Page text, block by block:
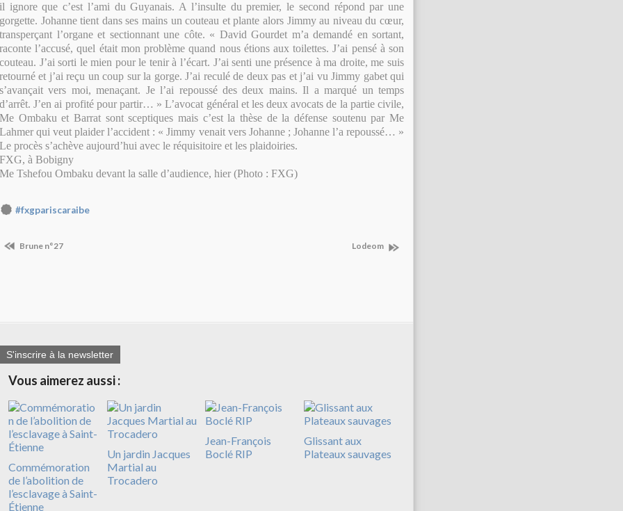
il ignore que c’est l’ami du Guyanais. A l’insulte du premier, le second répond par une
gorgette. Johanne tient dans ses mains un couteau et plante alors Jimmy au niveau du cœur,
transperçant l’organe et sectionnant une côte. « David Gourdet m’a demandé en sortant,
raconte l’accusé, quel était mon problème quand nous étions aux toilettes. J’ai pensé à son
couteau. J’ai sorti le mien pour le tenir à l’écart. J’ai senti une présence à ma droite, me suis
retourné et j’ai reçu un coup sur la gorge. J’ai reculé de deux pas et j’ai vu Jimmy gabet qui
s’avançait vers moi, menaçant. Je l’ai repoussé des deux mains. Il a marqué un temps
d’arrêt. J’en ai profité pour partir… » L’avocat général et les deux avocats de la partie civile,
Me Ombaku et Barrat sont sceptiques mais c’est la thèse de la défense soutenu par Me
Lahmer qui veut plaider l’accident : « Jimmy venait vers Johanne ; Johanne l’a repoussé… »
Le procès s’achève aujourd’hui avec le réquisitoire et les plaidoiries.
FXG, à Bobigny
Me Tshefou Ombaku devant la salle d’audience, hier (Photo : FXG)
#fxgpariscaraibe
Brune n°27 Lodeom
S'inscrire à la newsletter
Vous aimerez aussi :
Commémoration
de l’abolition de
l’esclavage à Saint-
Étienne
Un jardin Jacques
Martial au
Trocadero
Jean-François
Boclé RIP
Glissant aux
Plateaux sauvages